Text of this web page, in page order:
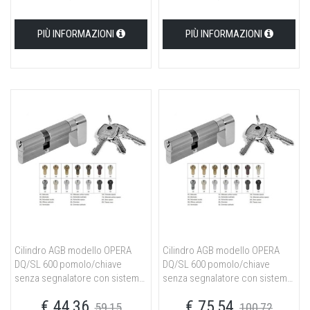
PIÙ INFORMAZIONI PIÙ INFORMAZIONI
Cilindro AGB modello OPERA
DQ/SL 600 pomolo/chiave
senza segnalatore con sistema
P45/10/25 per portoncino in
Cilindro AGB modello OPERA
DQ/SL 600 pomolo/chiave
senza segnalatore con sistema
P45/10/30 per portoncino in